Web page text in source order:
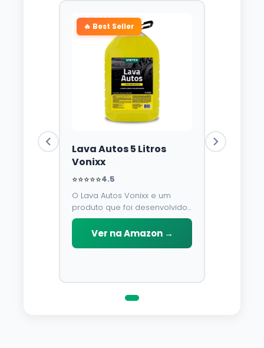
🔥 Best Seller
Lava Autos 5 Litros
Vonixx
⭐⭐⭐⭐⭐4.5
O Lava Autos Vonixx e um
produto que foi desenvolvido
para limpar, proteger e
conservar a lataria do veiculo.
Por possuir pH neutro, pode
Ver na Amazon →